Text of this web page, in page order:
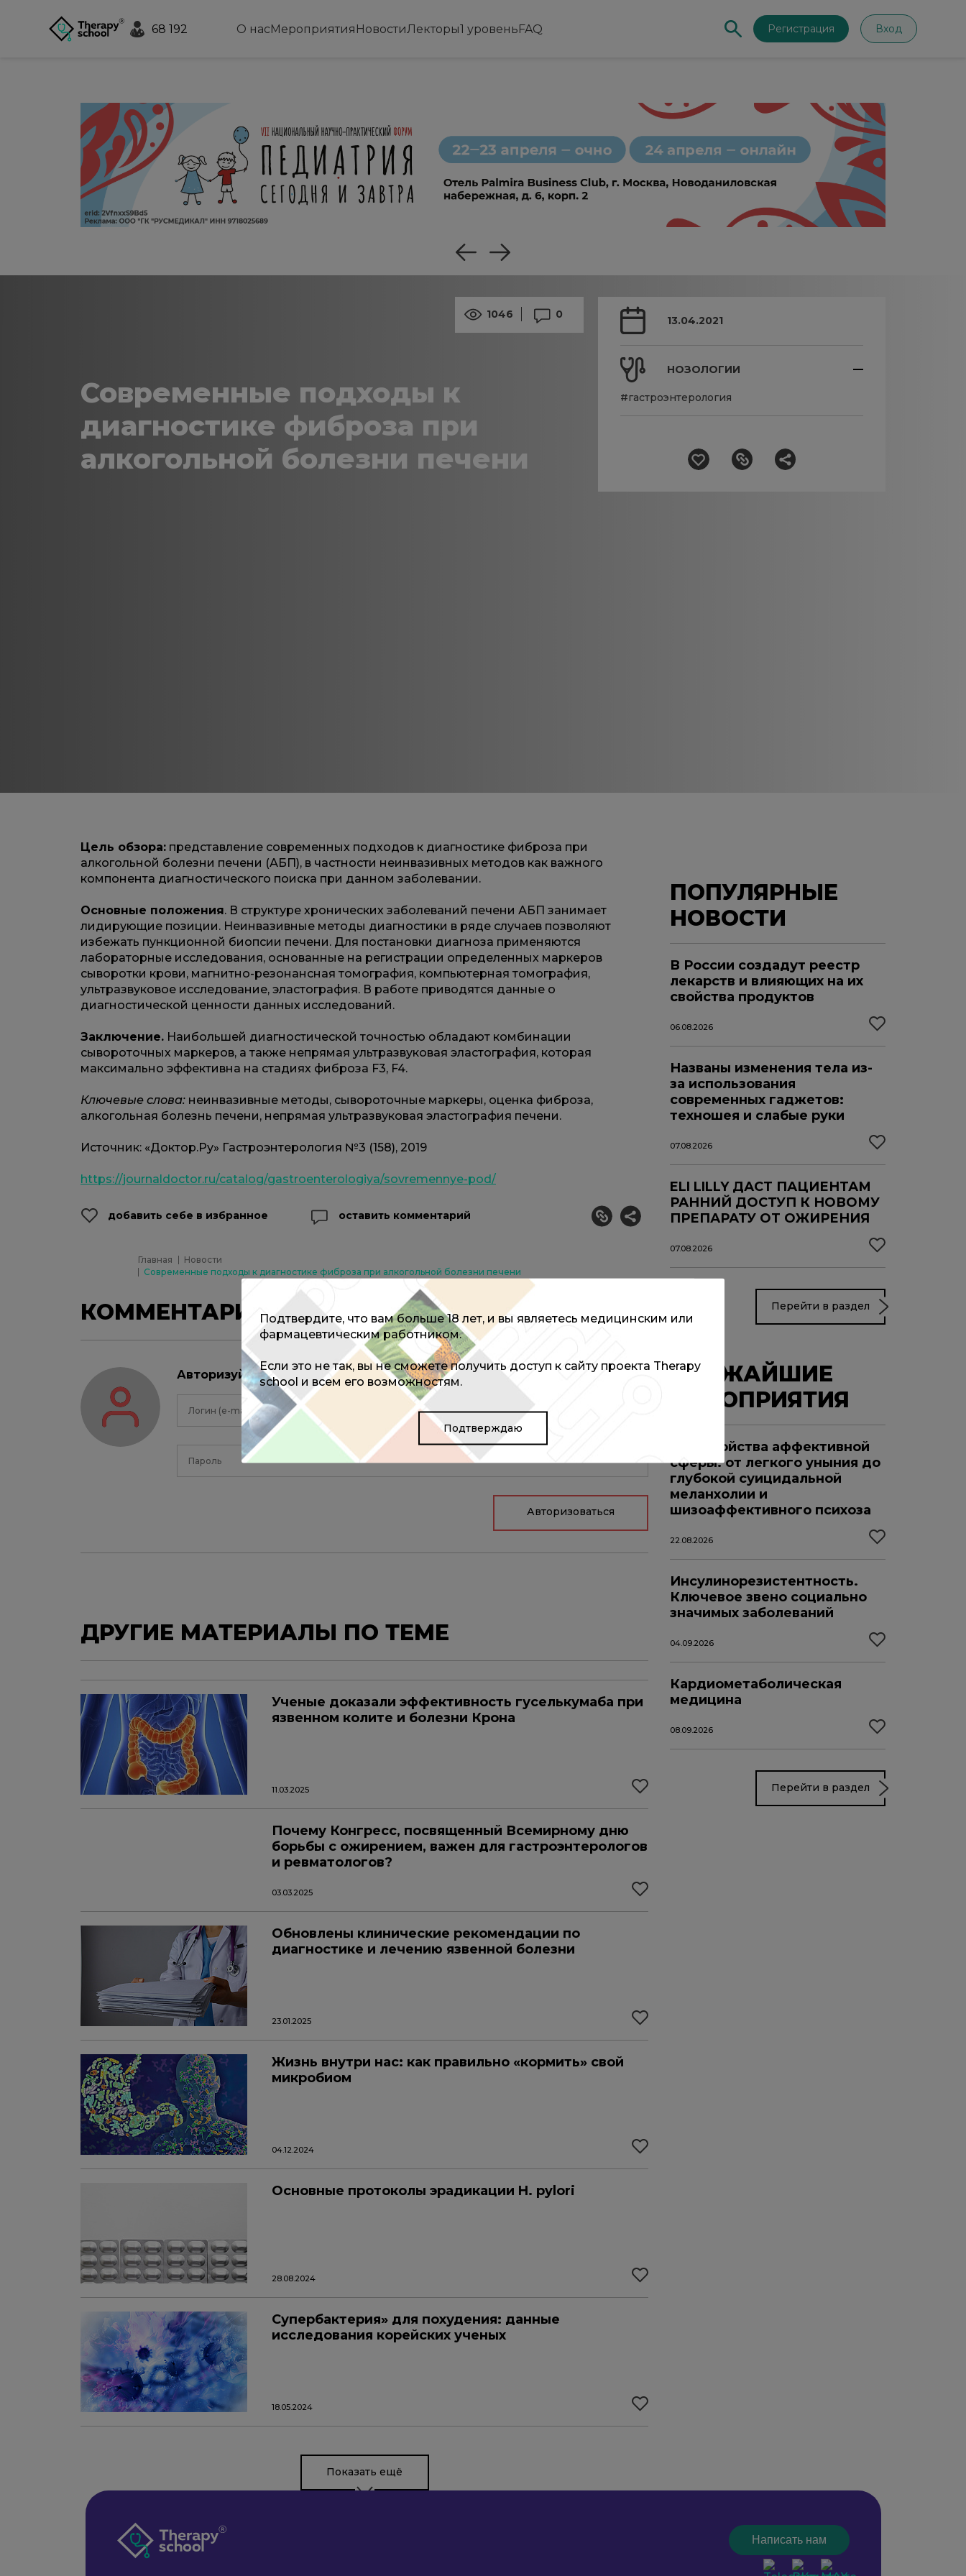
68 192 О насМероприятия НовостиЛекторы1 уровеньFAQ Регистрация Вход
1046 0
Современные подходы к
диагностике фиброза при
алкогольной болезни печени
13.04.2021
НОЗОЛОГИИ
#гастроэнтерология
Цель обзора: представление современных подходов к диагностике фиброза при
алкогольной болезни печени (АБП), в частности неинвазивных методов как важного
компонента диагностического поиска при данном заболевании.
Основные положения. В структуре хронических заболеваний печени АБП занимает
лидирующие позиции. Неинвазивные методы диагностики в ряде случаев позволяют
избежать пункционной биопсии печени. Для постановки диагноза применяются
лабораторные исследования, основанные на регистрации определенных маркеров
сыворотки крови, магнитно-резонансная томография, компьютерная томография,
ультразвуковое исследование, эластография. В работе приводятся данные о
диагностической ценности данных исследований.
Заключение. Наибольшей диагностической точностью обладают комбинации
сывороточных маркеров, а также непрямая ультразвуковая эластография, которая
максимально эффективна на стадиях фиброза F3, F4.
Ключевые слова: неинвазивные методы, сывороточные маркеры, оценка фиброза,
алкогольная болезнь печени, непрямая ультразвуковая эластография печени.
Источник: «Доктор.Ру» Гастроэнтерология №3 (158), 2019
https://journaldoctor.ru/catalog/gastroenterologiya/sovremennye-pod/
добавить себе в избранное оставить комментарий
Главная
Новости
Современные подходы к диагностике фиброза при алкогольной болезни печени
КОММЕНТАРИИ 0
Авторизуйтесь, чтобы оставить комментарий
Авторизоваться
ДРУГИЕ МАТЕРИАЛЫ ПО ТЕМЕ
Ученые доказали эффективность гуселькумаба при
язвенном колите и болезни Крона
11.03.2025
Почему Конгресс, посвященный Всемирному дню
борьбы с ожирением, важен для гастроэнтерологов
и ревматологов?
03.03.2025
Обновлены клинические рекомендации по
диагностике и лечению язвенной болезни
23.01.2025
Жизнь внутри нас: как правильно «кормить» свой
микробиом
04.12.2024
Основные протоколы эрадикации H. pylori
28.08.2024
Супербактерия» для похудения: данные
исследования корейских ученых
18.05.2024
Показать ещё
ПОПУЛЯРНЫЕ
НОВОСТИ
В России создадут реестр
лекарств и влияющих на их
свойства продуктов
06.08.2026
Названы изменения тела из-
за использования
современных гаджетов:
техношея и слабые руки
07.08.2026
ELI LILLY ДАСТ ПАЦИЕНТАМ
РАННИЙ ДОСТУП К НОВОМУ
ПРЕПАРАТУ ОТ ОЖИРЕНИЯ
07.08.2026
Перейти в раздел
БЛИЖАЙШИЕ
МЕРОПРИЯТИЯ
Расстройства аффективной
сферы: от легкого уныния до
глубокой суицидальной
меланхолии и
шизоаффективного психоза
22.08.2026
Инсулинорезистентность.
Ключевое звено социально
значимых заболеваний
04.09.2026
Кардиометаболическая
медицина
08.09.2026
Перейти в раздел
Написать нам
Подтвердите, что вам больше 18 лет, и вы являетесь медицинским или
фармацевтическим работником.
Если это не так, вы не сможете получить доступ к сайту проекта Therapy
school и всем его возможностям.
Подтверждаю